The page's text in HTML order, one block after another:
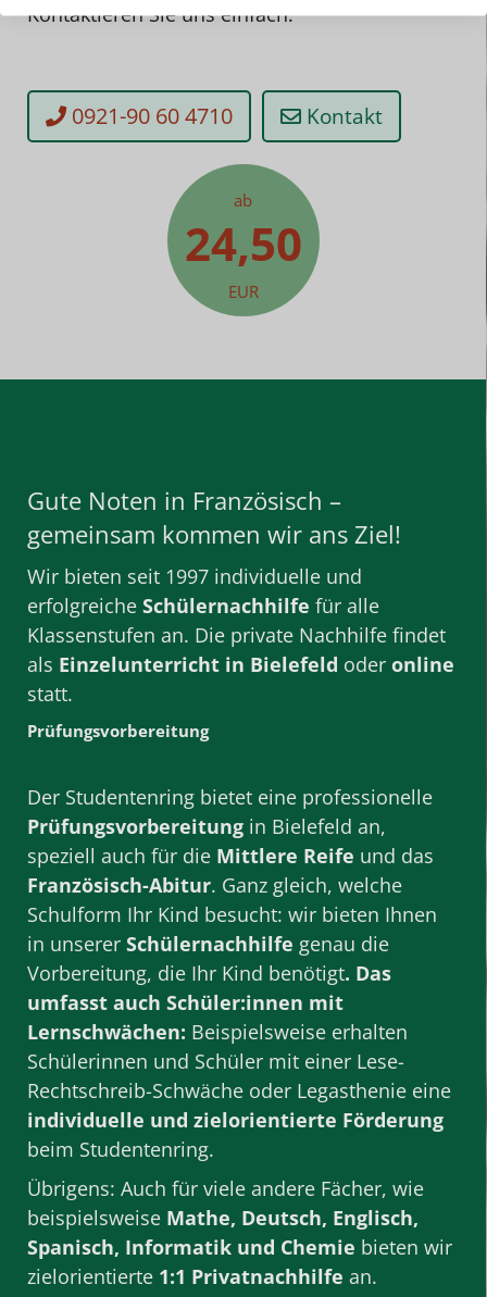
Kontaktieren Sie uns einfach.
0921-90 60 4710 Kontakt
ab
24,50
EUR
Gute Noten in Französisch –
gemeinsam kommen wir ans Ziel!
Wir bieten seit 1997 individuelle und
erfolgreiche Schülernachhilfe für alle
Klassenstufen an. Die private Nachhilfe findet
als Einzelunterricht in Bielefeld oder online
statt.
Prüfungsvorbereitung
Der Studentenring bietet eine professionelle
Prüfungsvorbereitung in Bielefeld an,
speziell auch für die Mittlere Reife und das
Französisch-Abitur. Ganz gleich, welche
Schulform Ihr Kind besucht: wir bieten Ihnen
in unserer Schülernachhilfe genau die
Vorbereitung, die Ihr Kind benötigt. Das
umfasst auch Schüler:innen mit
Lernschwächen: Beispielsweise erhalten
Schülerinnen und Schüler mit einer Lese-
Rechtschreib-Schwäche oder Legasthenie eine
individuelle und zielorientierte Förderung
beim Studentenring.
Übrigens: Auch für viele andere Fächer, wie
beispielsweise Mathe, Deutsch, Englisch,
Spanisch, Informatik und Chemie bieten wir
zielorientierte 1:1 Privatnachhilfe an.